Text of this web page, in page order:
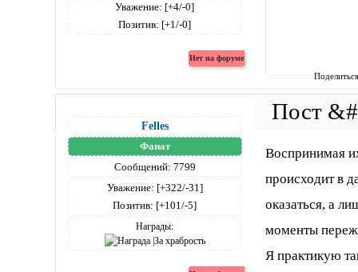
Уважение: [+4/-0]
Позитив: [+1/-0]
Felles
Фанат
Сообщений: 7799
Уважение: [+322/-31]
Позитив: [+101/-5]
Награды:
Воспринимая
происходит в
оказаться, а
моменты
Я практикую